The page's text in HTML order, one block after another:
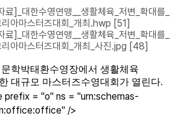
료]_대한수영연맹__생활체육_저변_확대를_
아마스터즈대회_개최.hwp [51]
료]_대한수영연맹__생활체육_저변_확대를_
아마스터즈대회_개최_사진.jpg [48]
학박태환수영장에서 생활체육
대규모 마스터즈수영대회가 열린다.
prefix = "o" ns = "urn:schemas-
/>